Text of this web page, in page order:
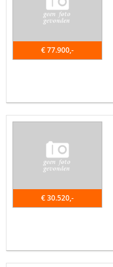
€ 77.900,-
€ 30.520,-